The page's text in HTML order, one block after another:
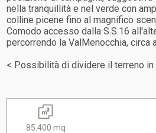
nella tranquillità e nel verde con
colline picene fino al magnifico
Comodo accesso dalla S.S.16
percorrendo la ValMenocchia, circa
< Possibilità di dividere il terreno in
85.400 mq